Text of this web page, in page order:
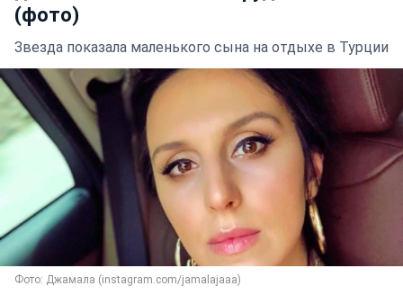
(фото)
Звезда показала маленького сына на отдыхе в Турции
Фото: Джамала (instagram.com/jamalajaaa)